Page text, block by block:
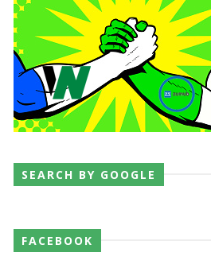
SEARCH BY GOOGLE
FACEBOOK